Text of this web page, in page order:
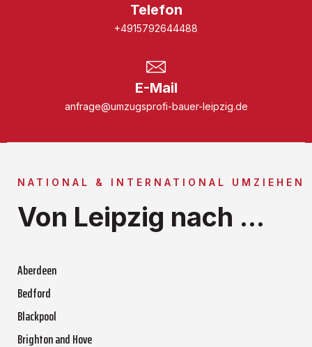
Telefon
+4915792644488
E-Mail
anfrage@umzugsprofi-bauer-leipzig.de
NATIONAL & INTERNATIONAL UMZIEHEN
Von Leipzig nach ...
Aberdeen
Bedford
Blackpool
Brighton and Hove